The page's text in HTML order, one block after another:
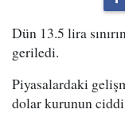
Dün 13.5 lira
geriledi.
Piyasalardaki
dolar kurunun